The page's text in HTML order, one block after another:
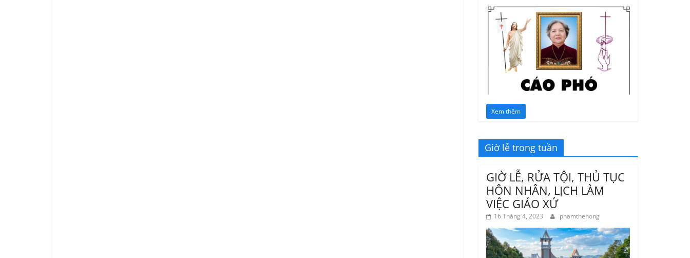
Xem thêm
Giờ lễ trong tuần
GIỜ LỄ, RỬA TỘI, THỦ TỤC
HÔN NHÂN, LỊCH LÀM
VIỆC GIÁO XỨ
16 Tháng 4, 2023 phamthehong